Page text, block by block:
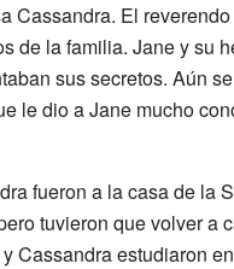
Cassandra. El
de la familia. Jane y su
sus secretos. Aún
le dio a Jane mucho
fueron a la casa de la
tuvieron que volver a
Cassandra estudiaron